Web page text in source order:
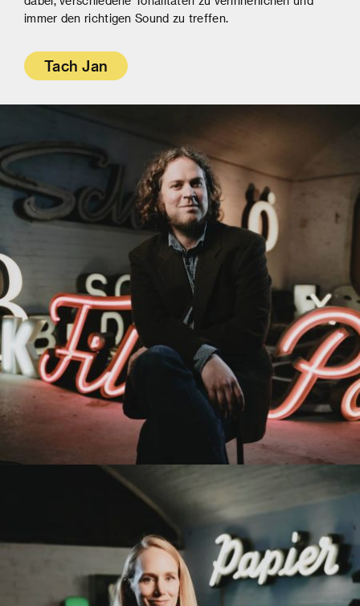
immer den richtigen Sound zu treffen.
Tach Jan